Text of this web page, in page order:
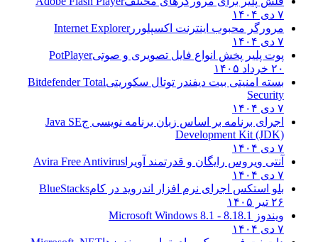
۷ دی ۱۴۰۴
مرورگر محبوب اینترنت اکسپلوررInternet Explorer
۷ دی ۱۴۰۴
پوت پلیر پخش انواع فایل تصویری و صوتیPotPlayer
۲۰ خرداد ۱۴۰۵
بسته امنیتی بیت دیفندر توتال سکوریتیBitdefender Total
Security
۷ دی ۱۴۰۴
اجرای برنامه بر اساس زبان برنامه نویسی جJava SE
Development Kit (JDK)
۷ دی ۱۴۰۴
آنتی ویروس رایگان و قدرتمند آویرا Avira Free Antivirus
۷ دی ۱۴۰۴
بلو استکس اجرای نرم افزار اندروید در کامBlueStacks
۲۶ تیر ۱۴۰۵
ویندوز 8.1
8.1 - Microsoft Windows 8.1
۷ دی ۱۴۰۴